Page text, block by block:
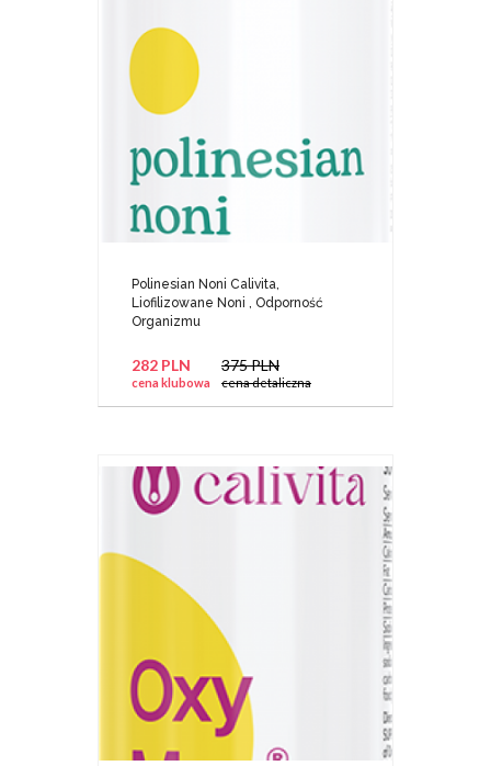
Polinesian Noni Calivita,
Liofilizowane Noni , Odporność
Organizmu
282 PLN
cena klubowa
375 PLN
cena detaliczna